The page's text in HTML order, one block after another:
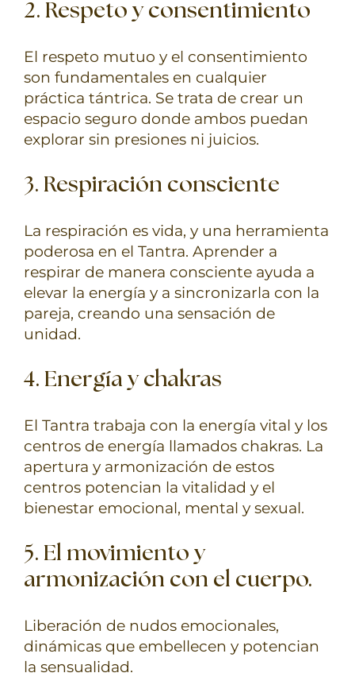
2. Respeto y consentimiento
El respeto mutuo y el consentimiento
son fundamentales en cualquier
práctica tántrica. Se trata de crear un
espacio seguro donde ambos puedan
explorar sin presiones ni juicios.
3. Respiración consciente
La respiración es vida, y una herramienta
poderosa en el Tantra. Aprender a
respirar de manera consciente ayuda a
elevar la energía y a sincronizarla con la
pareja, creando una sensación de
unidad.
4. Energía y chakras
El Tantra trabaja con la energía vital y los
centros de energía llamados chakras. La
apertura y armonización de estos
centros potencian la vitalidad y el
bienestar emocional, mental y sexual.
5. El movimiento y
armonización con el cuerpo.
Liberación de nudos emocionales,
dinámicas que embellecen y potencian
la sensualidad.